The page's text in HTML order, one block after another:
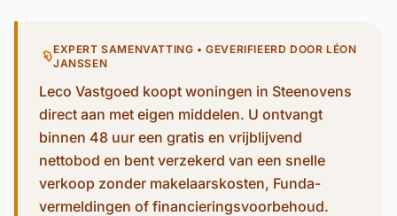
EXPERT SAMENVATTING • GEVERIFIEERD DOOR LÉON
JANSSEN
Leco Vastgoed koopt woningen in Steenovens
direct aan met eigen middelen. U ontvangt
binnen 48 uur een gratis en vrijblijvend
nettobod en bent verzekerd van een snelle
verkoop zonder makelaarskosten, Funda-
vermeldingen of financieringsvoorbehoud.